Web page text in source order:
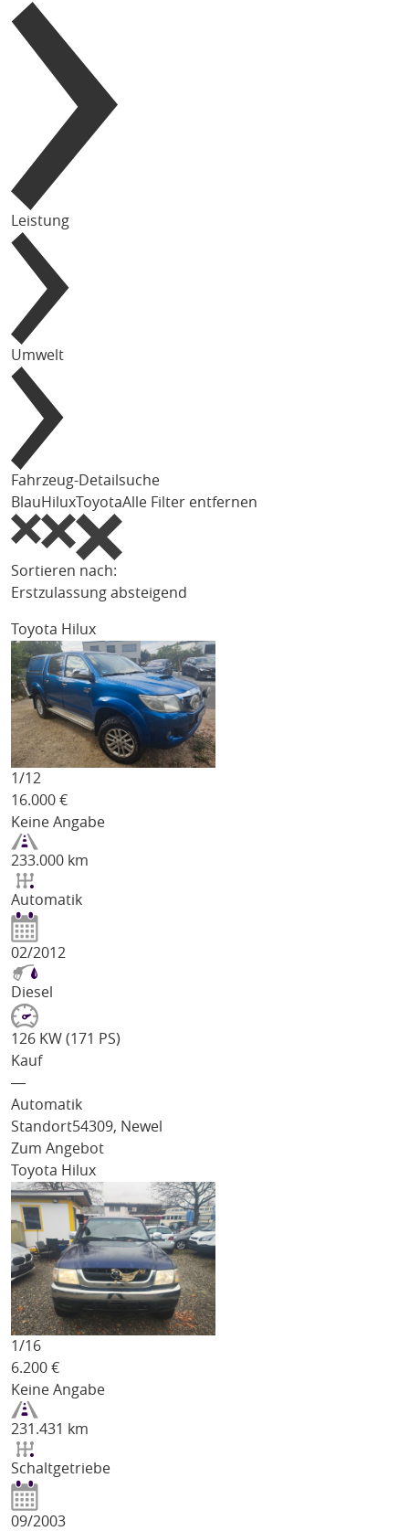
Leistung
Umwelt
Fahrzeug-Detailsuche
BlauHiluxToyotaAlle Filter entfernen
Sortieren nach:
Erstzulassung absteigend
Toyota Hilux
1/12
16.000 €
Keine Angabe
233.000 km
Automatik
02/2012
Diesel
126 KW (171 PS)
Kauf
―
Automatik
Standort54309, Newel
Zum Angebot
Toyota Hilux
1/16
6.200 €
Keine Angabe
231.431 km
Schaltgetriebe
09/2003